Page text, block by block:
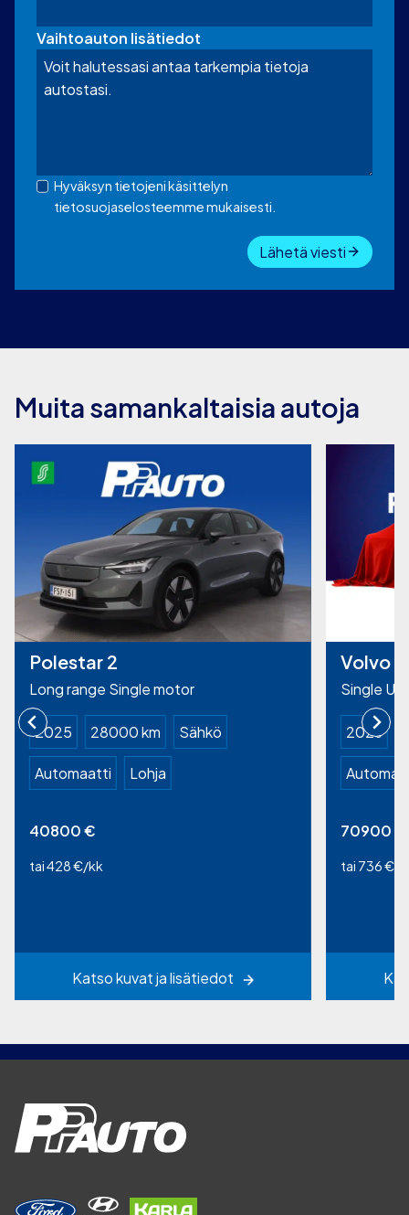
Vaihtoauton lisätiedot
Hyväksyn tietojeni käsittelyn
tietosuojaselosteemme mukaisesti.
Lähetä viesti
Muita samankaltaisia autoja
Polestar 2
Long range Single motor
2025 28000 km Sähkö
Automaatti Lohja
40800€
tai 428 €/kk
Katso kuvat ja lisätiedot
Volvo
Single
2026
70900
tai 736 €/